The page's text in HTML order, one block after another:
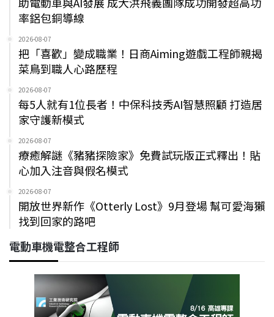
率鋁包銅導線
2026-08-07
把「喜歡」變成職業！日商Aiming遊戲工程師親揭
菜鳥到職人心路歷程
2026-08-07
每5人就有1位長者！中保科技秀AI智慧照顧 打造居
家守護新模式
2026-08-07
療癒解謎《豬豬探險家》免費試玩版正式釋出！貼
心加入注音與假名模式
2026-08-07
開放世界新作《Otterly Lost》9月登場 幫可愛海獺
找到回家的路吧
電動車機電整合工程師